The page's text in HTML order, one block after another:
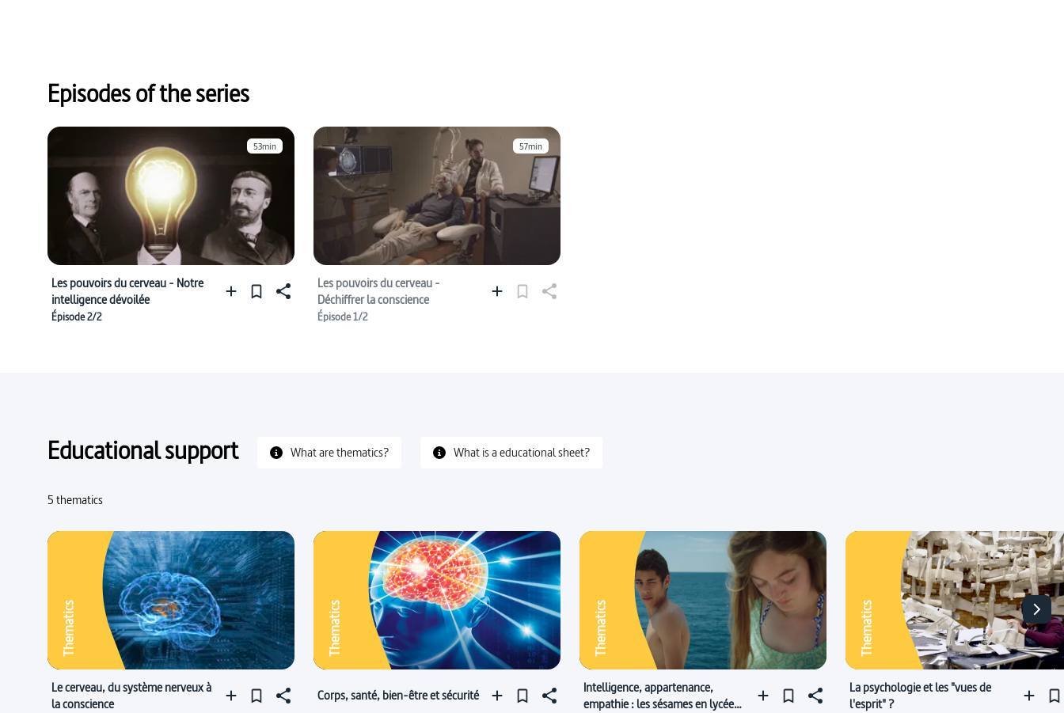
Episodes of the series
53min
Les pouvoirs du cerveau - Notre
intelligence dévoilée
Épisode 2/2
57min
Les pouvoirs du cerveau -
Déchiffrer la conscience
Épisode 1/2
Educational support What are thematics? What is a educational sheet?
5 thematics
Thematics
Le cerveau, du système nerveux à
la conscience
Thematics
Corps, santé, bien-être et sécurité
Thematics
Intelligence, appartenance,
empathie : les sésames en lycée
Thematics
La psychologie et les "vues de
l'esprit" ?